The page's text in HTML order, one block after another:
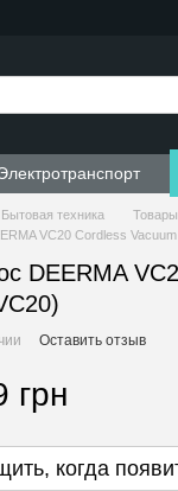
Бытовая техника
VC20 Cordless
DEERMA
Оставить отзыв
грн
когда